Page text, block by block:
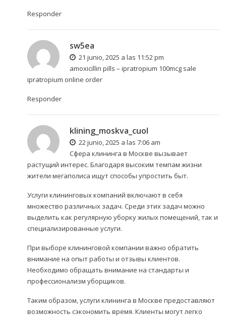
Responder
sw5ea
21 junio, 2025 a las 11:52 pm
amoxicillin pills – ipratropium 100mcg sale
ipratropium online order
Responder
klining_moskva_cuol
22 junio, 2025 a las 7:06 am
Сфера клининга в Москве вызывает
растущий интерес. Благодаря высоким темпам жизни
жители мегаполиса ищут способы упростить быт.
Услуги клининговых компаний включают в себя
множество различных задач. Среди этих задач можно
выделить как регулярную уборку жилых помещений, так и
специализированные услуги.
При выборе клининговой компании важно обратить
внимание на опыт работы и отзывы клиентов.
Необходимо обращать внимание на стандарты и
профессионализм уборщиков.
Таким образом, услуги клининга в Москве предоставляют
возможность сэкономить время. Клиенты могут легко